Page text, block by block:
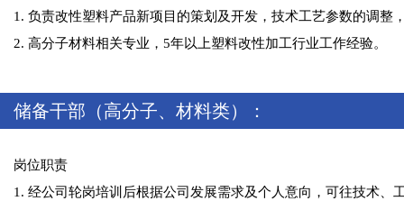
1. 负责改性塑料产品新项目的策划及开发，技术工艺参数的调
2. 高分子材料相关专业，5年以上塑料改性加工行业工作经验。
储备干部（高分子、材料类）：
岗位职责
1. 经公司轮岗培训后根据公司发展需求及个人意向，可往技术